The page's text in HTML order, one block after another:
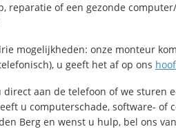
reparatie of een gezonde
mogelijkheden: onze monteur
u geeft het af op ons
aan de telefoon of we sturen
u computerschade, software- of
Berg en wenst u hulp, bel ons